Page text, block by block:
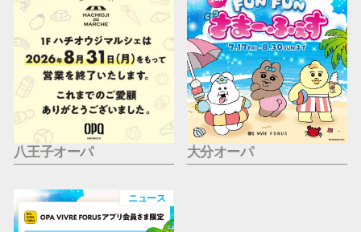
八王子オーパ 大分オーパ
ニュース